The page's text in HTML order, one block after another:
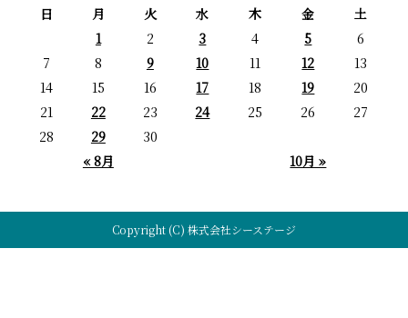
日
月 火 水 木 金 土
« 8月 10月 »
1 2 3 4 5
6
7
8 9 10 11 12
13
14
15 16 17 18 19
20
21
22 23 24 25 26
27
28
29 30
Copyright (C) 株式会社シーステージ